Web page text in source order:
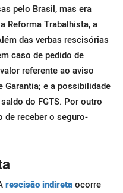
pelo Brasil, mas era
Reforma Trabalhista, a
das verbas rescisórias
caso de pedido de
referente ao aviso
Garantia; e a possibilidade
do FGTS. Por outro
de receber o seguro-
rescisão indireta ocorre